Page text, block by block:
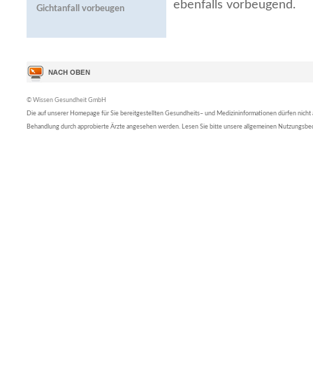
Gichtanfall vorbeugen
ebenfalls vorbeugend.
© Wissen Gesundheit GmbH
Die auf unserer Homepage für Sie bereitgestellten Gesundheits– und Medizininformationen dürfen nicht
Behandlung durch approbierte Ärzte angesehen werden. Lesen Sie bitte unsere allgemeinen